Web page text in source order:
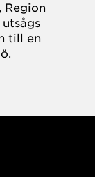
Region
till en